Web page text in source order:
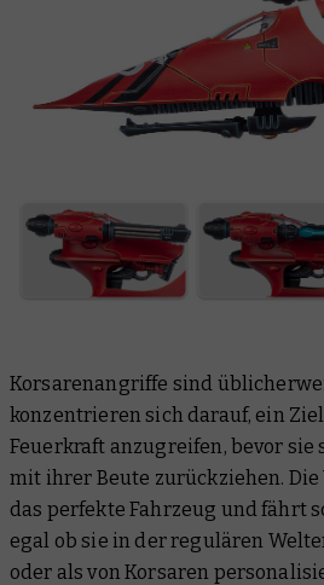
Korsarenangriffe sind
konzentrieren sich darauf, ein
Feuerkraft anzugreifen, bevor sie
mit ihrer Beute zurückziehen.
das perfekte Fahrzeug und fährt
egal ob sie in der regulären
oder als von Korsaren